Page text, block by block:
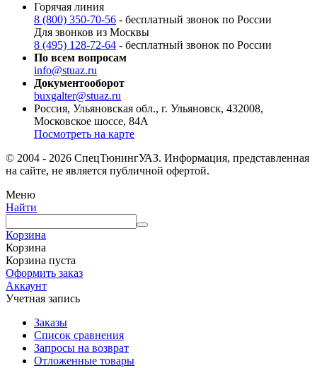
Горячая линия
8 (800) 350-70-56 - бесплатный звонок по России
Для звонков из Москвы
8 (495) 128-72-64 - бесплатный звонок по России
По всем вопросам
info@stuaz.ru
Документооборот
buxgalter@stuaz.ru
Россия, Ульяновская обл., г. Ульяновск, 432008,
Московское шоссе, 84А
Посмотреть на карте
© 2004 - 2026 СпецТюнингУАЗ. Информация, представленная
на сайте, не является публичной офертой.
Меню
Найти
Корзина
Корзина
Корзина пуста
Оформить заказ
Аккаунт
Учетная запись
Заказы
Список сравнения
Запросы на возврат
Отложенные товары